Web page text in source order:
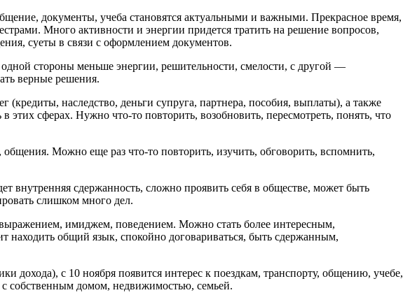
документы, учеба становятся актуальными и важными. Прекрасное время,
Много активности и энергии придется тратить на решение вопросов,
суеты в связи с оформлением документов.
стороны меньше энергии, решительности, смелости, с другой —
верные решения.
наследство, деньги супруга, партнера, пособия, выплаты), а также
сферах. Нужно что-то повторить, возобновить, пересмотреть, понять, что
Можно еще раз что-то повторить, изучить, обговорить, вспомнить,
внутренняя сдержанность, сложно проявить себя в обществе, может быть
слишком много дел.
имиджем, поведением. Можно стать более интересным,
общий язык, спокойно договариваться, быть сдержанным,
с 10 ноября появится интерес к поездкам, транспорту, общению, учебе,
собственным домом, недвижимостью, семьей.